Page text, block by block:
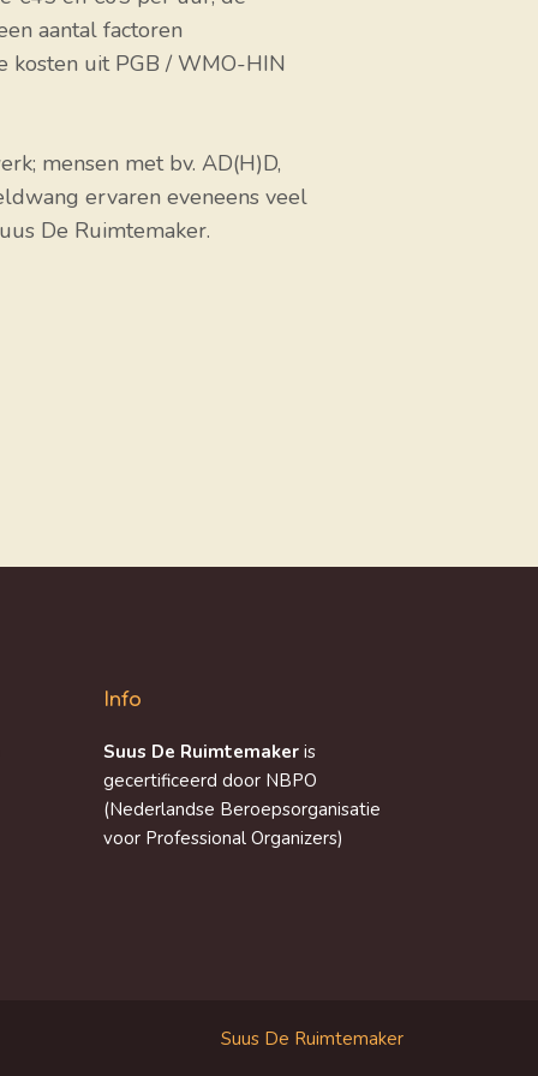
aantal factoren
kosten uit PGB / WMO-HIN
mensen met bv. AD(H)D,
ervaren eveneens veel
De Ruimtemaker.
Info
Suus De Ruimtemaker is
gecertificeerd door NBPO
(Nederlandse Beroepsorganisatie
voor Professional Organizers)
Suus De Ruimtemaker